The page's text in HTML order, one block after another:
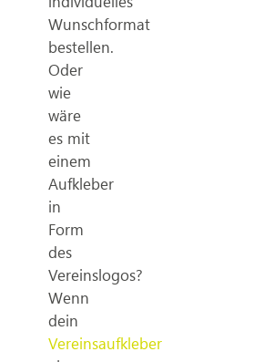
Wunschformat
bestellen.
Oder
wie
wäre
es mit
einem
Aufkleber
in
Form
des
Vereinslogos?
Wenn
dein
Vereinsaufkleber